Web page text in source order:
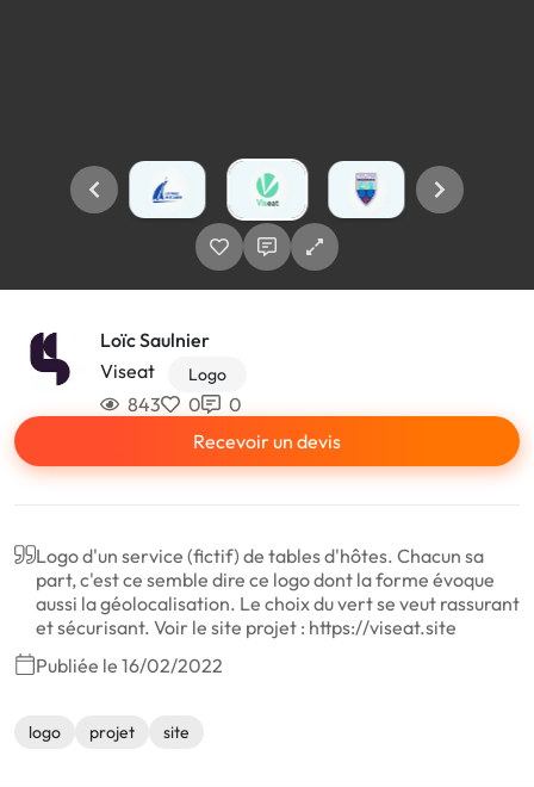
Loïc Saulnier
Viseat
Logo
843 0
0
Recevoir un devis
Logo d'un service (fictif) de tables d'hôtes. Chacun sa
part, c'est ce semble dire ce logo dont la forme évoque
aussi la géolocalisation. Le choix du vert se veut rassurant
et sécurisant. Voir le site projet : https://viseat.site
Publiée le 16/02/2022
logo projet site